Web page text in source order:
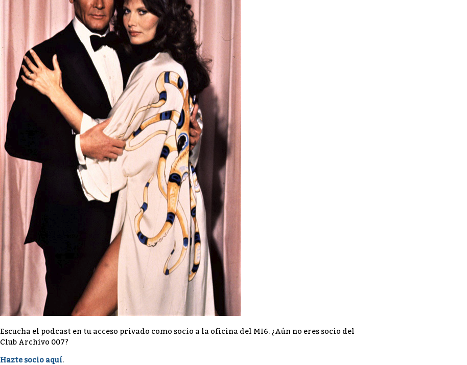
Escucha el podcast en tu acceso privado como socio a la oficina del MI6. ¿Aún no eres socio del
Club Archivo 007?
Hazte socio aquí.